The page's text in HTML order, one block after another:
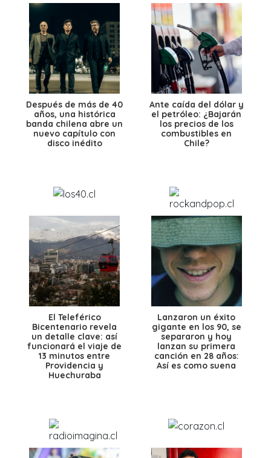
Después de más de 40
años, una histórica
banda chilena abre un
nuevo capítulo con
disco inédito
Ante caída del dólar y
el petróleo: ¿Bajarán
los precios de los
combustibles en
Chile?
El Teleférico
Bicentenario revela
un detalle clave: así
funcionará el viaje de
13 minutos entre
Providencia y
Huechuraba
Lanzaron un éxito
gigante en los 90, se
separaron y hoy
lanzan su primera
canción en 28 años:
Así es como suena